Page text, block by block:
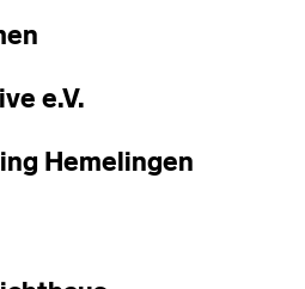
e.V.
Hemelingen